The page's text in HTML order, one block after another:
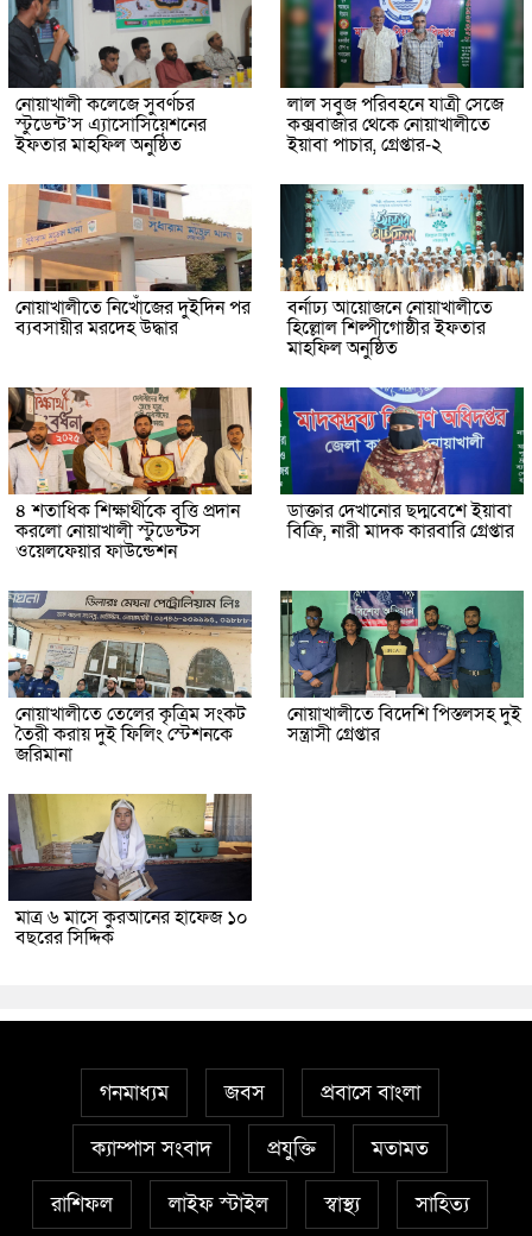
নোয়াখালী কলেজে সুবর্ণচর
স্টুডেন্ট’স এ্যাসোসিয়েশনের
ইফতার মাহফিল অনুষ্ঠিত
লাল সবুজ পরিবহনে যাত্রী সেজে
কক্সবাজার থেকে নোয়াখালীতে
ইয়াবা পাচার, গ্রেপ্তার-২
নোয়াখালীতে নিখোঁজের দুইদিন পর
ব্যবসায়ীর মরদেহ উদ্ধার
বর্নাঢ্য আয়োজনে নোয়াখালীতে
হিল্লোল শিল্পীগোষ্ঠীর ইফতার
মাহফিল অনুষ্ঠিত
৪ শতাধিক শিক্ষার্থীকে বৃত্তি প্রদান
করলো নোয়াখালী স্টুডেন্টস
ওয়েলফেয়ার ফাউন্ডেশন
ডাক্তার দেখানোর ছদ্মবেশে ইয়াবা
বিক্রি, নারী মাদক কারবারি গ্রেপ্তার
নোয়াখালীতে তেলের কৃত্রিম সংকট
তৈরী করায় দুই ফিলিং স্টেশনকে
জরিমানা
নোয়াখালীতে বিদেশি পিস্তলসহ দুই
সন্ত্রাসী গ্রেপ্তার
মাত্র ৬ মাসে কুরআনের হাফেজ ১০
বছরের সিদ্দিক
গনমাধ্যম জবস প্রবাসে বাংলা
ক্যাম্পাস সংবাদ প্রযুক্তি মতামত
রাশিফল লাইফ স্টাইল স্বাস্থ্য সাহিত্য